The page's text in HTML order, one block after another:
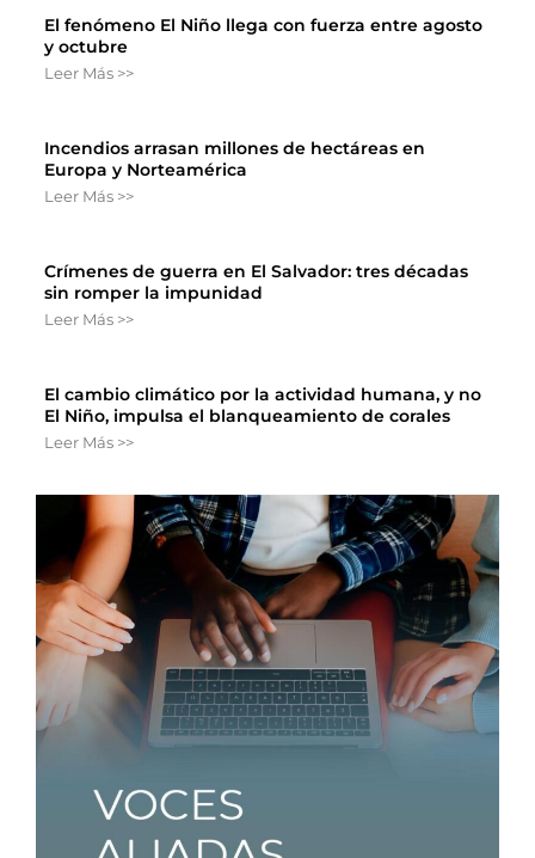
El fenómeno El Niño llega con fuerza entre agosto
y octubre
Leer Más >>
Incendios arrasan millones de hectáreas en
Europa y Norteamérica
Leer Más >>
Crímenes de guerra en El Salvador: tres décadas
sin romper la impunidad
Leer Más >>
El cambio climático por la actividad humana, y no
El Niño, impulsa el blanqueamiento de corales
Leer Más >>